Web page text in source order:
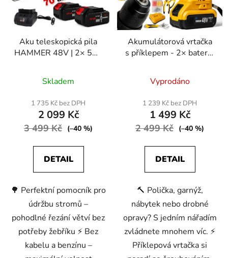
Aku teleskopická pila
HAMMER 48V | 2× 5Ah
+ příslušenství
hodnocení
produktu
je
4,8
5
Skladem
1 735 Kč bez DPH
2 099 Kč
3 499 Kč (–40 %)
DETAIL
🌳 Perfektní pomocník pro
údržbu stromů –
pohodlné řezání větví bez
potřeby žebříku ⚡ Bez
kabelu a benzínu –
Akumulátorová vrtačka
s příklepem - 2× baterie
hodnocení
produktu
je
5,0
5
Vyprodáno
1 239 Kč bez DPH
1 499 Kč
2 499 Kč (–40 %)
DETAIL
🔨 Polička, garnýž,
nábytek nebo drobné
opravy? S jedním nářadím
zvládnete mnohem víc. ⚡
Příklepová vrtačka si